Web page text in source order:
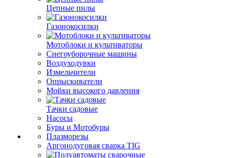
Цепные пилы
Газонокосилки
Мотоблоки и культиваторы
Снегоуборочные машины
Воздуходувки
Измельчители
Опрыскиватели
Мойки высокого давления
Тачки садовые
Насосы
Буры и Мотобуры
Плазморезы
Аргонодуговая сварка TIG